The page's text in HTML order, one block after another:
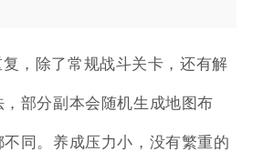
，除了常规战斗关卡，还有解
部分副本会随机生成地图布
同。养成压力小，没有繁重的